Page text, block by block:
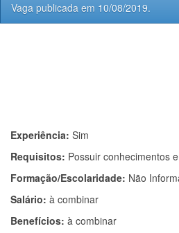
Vaga publicada em 10/08/2019.
Experiência: Sim
Requisitos: Possuir conhecimentos
Formação/Escolaridade: Não
Salário: à combinar
Benefícios: à combinar